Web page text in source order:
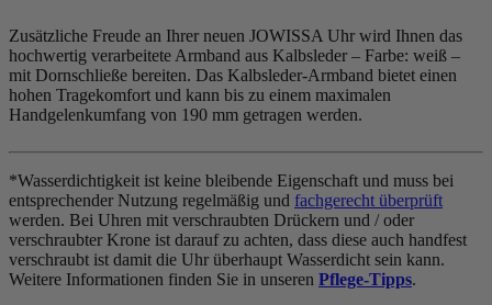
Zusätzliche Freude an Ihrer neuen JOWISSA Uhr wird Ihnen das
hochwertig verarbeitete Armband aus Kalbsleder – Farbe: weiß –
mit Dornschließe bereiten. Das Kalbsleder-Armband bietet einen
hohen Tragekomfort und kann bis zu einem maximalen
Handgelenkumfang von 190 mm getragen werden.
*Wasserdichtigkeit ist keine bleibende Eigenschaft und muss bei
entsprechender Nutzung regelmäßig und fachgerecht überprüft
werden. Bei Uhren mit verschraubten Drückern und / oder
verschraubter Krone ist darauf zu achten, dass diese auch handfest
verschraubt ist damit die Uhr überhaupt Wasserdicht sein kann.
Weitere Informationen finden Sie in unseren Pflege-Tipps.